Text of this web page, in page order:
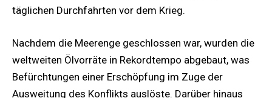
täglichen Durchfahrten vor dem Krieg.
Nachdem die Meerenge geschlossen war, wurden die
weltweiten Ölvorräte in Rekordtempo abgebaut, was
Befürchtungen einer Erschöpfung im Zuge der
Ausweitung des Konflikts auslöste. Darüber hinaus